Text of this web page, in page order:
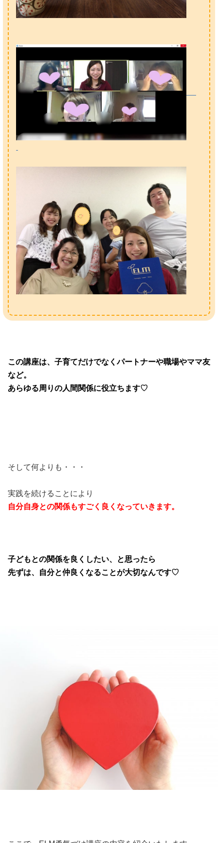
この講座は、子育てだけでなくパートナーや職場やママ友
など。
あらゆる周りの人間関係に役立ちます♡
そして何よりも・・・
実践を続けることにより
自分自身との関係もすごく良くなっていきます。
子どもとの関係を良くしたい、と思ったら
先ずは、自分と仲良くなることが大切なんです♡